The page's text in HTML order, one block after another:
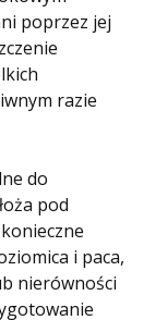
poprzez jej
razie
do
pod
i paca,
nierówności